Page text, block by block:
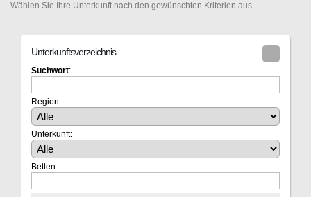
Wählen Sie Ihre Unterkunft nach den gewünschten Kriterien aus.
Unterkunftsverzeichnis
Suchwort:
Region:
Unterkunft:
Betten: